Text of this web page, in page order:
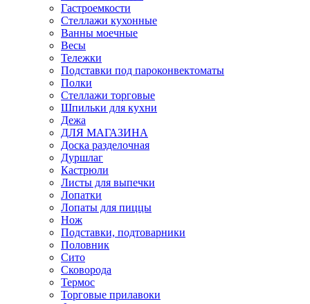
Гастроемкости
Стеллажи кухонные
Ванны моечные
Весы
Тележки
Подставки под пароконвектоматы
Полки
Стеллажи торговые
Шпильки для кухни
Дежа
ДЛЯ МАГАЗИНА
Доска разделочная
Дуршлаг
Кастрюли
Листы для выпечки
Лопатки
Лопаты для пиццы
Нож
Подставки, подтоварники
Половник
Сито
Сковорода
Термос
Торговые прилавоки